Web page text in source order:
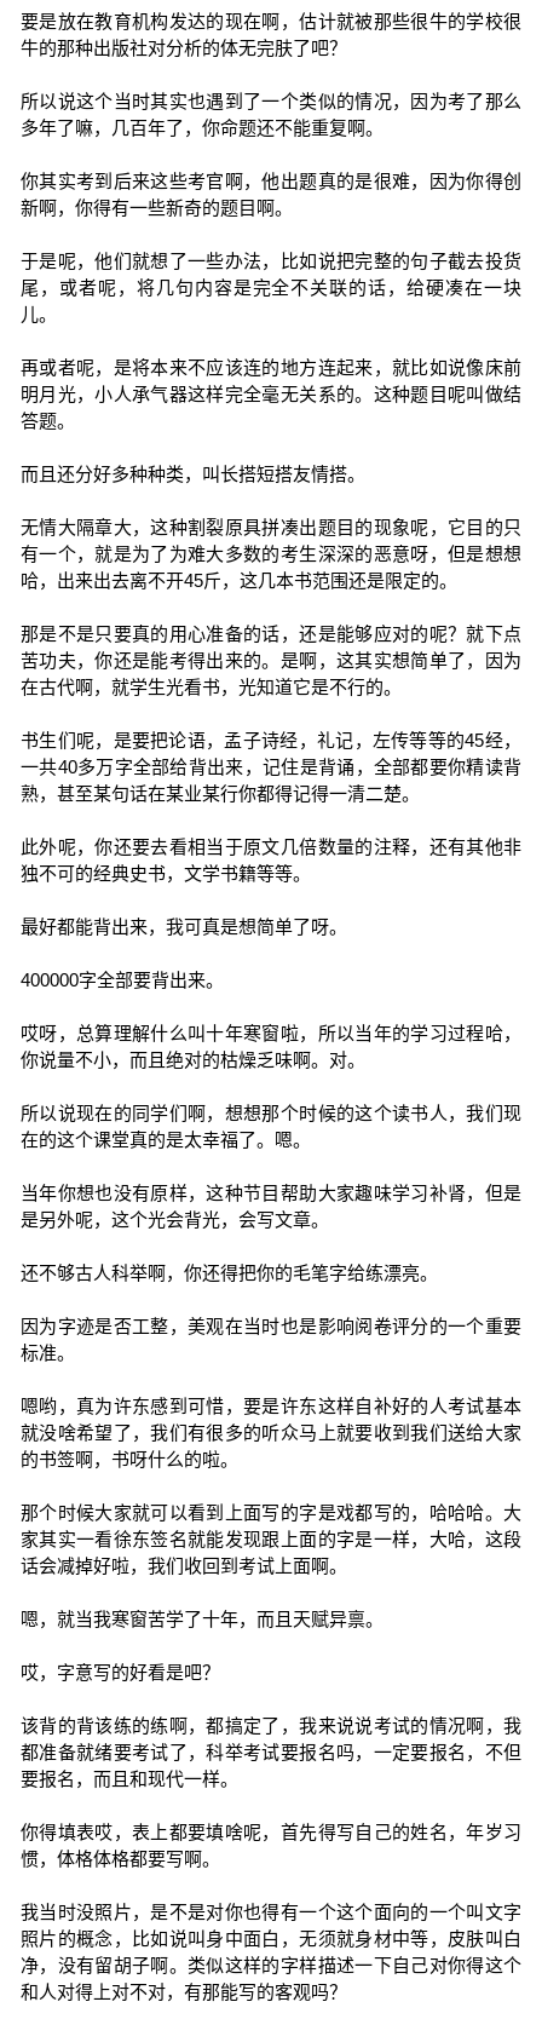
要是放在教育机构发达的现在啊，估计就被那些很牛的学校很
牛的那种出版社对分析的体无完肤了吧？
所以说这个当时其实也遇到了一个类似的情况，因为考了那么
多年了嘛，几百年了，你命题还不能重复啊。
你其实考到后来这些考官啊，他出题真的是很难，因为你得创
新啊，你得有一些新奇的题目啊。
于是呢，他们就想了一些办法，比如说把完整的句子截去投货
尾，或者呢，将几句内容是完全不关联的话，给硬凑在一块
儿。
再或者呢，是将本来不应该连的地方连起来，就比如说像床前
明月光，小人承气器这样完全毫无关系的。这种题目呢叫做结
答题。
而且还分好多种种类，叫长搭短搭友情搭。
无情大隔章大，这种割裂原具拼凑出题目的现象呢，它目的只
有一个，就是为了为难大多数的考生深深的恶意呀，但是想想
哈，出来出去离不开45斤，这几本书范围还是限定的。
那是不是只要真的用心准备的话，还是能够应对的呢？就下点
苦功夫，你还是能考得出来的。是啊，这其实想简单了，因为
在古代啊，就学生光看书，光知道它是不行的。
书生们呢，是要把论语，孟子诗经，礼记，左传等等的45经，
一共40多万字全部给背出来，记住是背诵，全部都要你精读背
熟，甚至某句话在某业某行你都得记得一清二楚。
此外呢，你还要去看相当于原文几倍数量的注释，还有其他非
独不可的经典史书，文学书籍等等。
最好都能背出来，我可真是想简单了呀。
400000字全部要背出来。
哎呀，总算理解什么叫十年寒窗啦，所以当年的学习过程哈，
你说量不小，而且绝对的枯燥乏味啊。对。
所以说现在的同学们啊，想想那个时候的这个读书人，我们现
在的这个课堂真的是太幸福了。嗯。
当年你想也没有原样，这种节目帮助大家趣味学习补肾，但是
是另外呢，这个光会背光，会写文章。
还不够古人科举啊，你还得把你的毛笔字给练漂亮。
因为字迹是否工整，美观在当时也是影响阅卷评分的一个重要
标准。
嗯哟，真为许东感到可惜，要是许东这样自补好的人考试基本
就没啥希望了，我们有很多的听众马上就要收到我们送给大家
的书签啊，书呀什么的啦。
那个时候大家就可以看到上面写的字是戏都写的，哈哈哈。大
家其实一看徐东签名就能发现跟上面的字是一样，大哈，这段
话会减掉好啦，我们收回到考试上面啊。
嗯，就当我寒窗苦学了十年，而且天赋异禀。
哎，字意写的好看是吧？
该背的背该练的练啊，都搞定了，我来说说考试的情况啊，我
都准备就绪要考试了，科举考试要报名吗，一定要报名，不但
要报名，而且和现代一样。
你得填表哎，表上都要填啥呢，首先得写自己的姓名，年岁习
惯，体格体格都要写啊。
我当时没照片，是不是对你也得有一个这个面向的一个叫文字
照片的概念，比如说叫身中面白，无须就身材中等，皮肤叫白
净，没有留胡子啊。类似这样的字样描述一下自己对你得这个
和人对得上对不对，有那能写的客观吗？